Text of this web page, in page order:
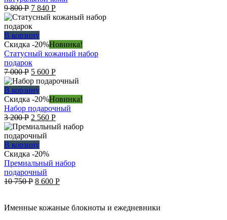
9 800Р Original
price
was:
9
800 руб..
7 840 РCurrent
price
840 руб..
В корзину
Скидка -20%Новинка!
Статусный кожаный набор
подарок
7 000Р Original
price
was:
7
000 руб..
5 600 РCurrent
price
5
600 руб..
В корзину
Скидка -20%Новинка!
Набор подарочный
3 200Р Original
price
was:
3
200 руб..
2 560 РCurrent
price
В корзину
Скидка -20%
Премиальный набор
подарочный
10 750Р Original
10
8 600 РCurrent
8
Именные кожаные блокноты и ежедневники